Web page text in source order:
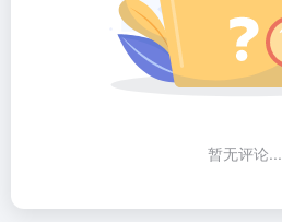
暂无评论...